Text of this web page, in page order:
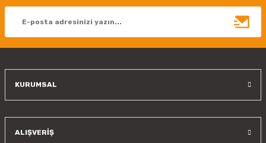
Ürün bilgilerinde hatalar bulunuyor.
KURUMSAL
ALIŞVERİŞ